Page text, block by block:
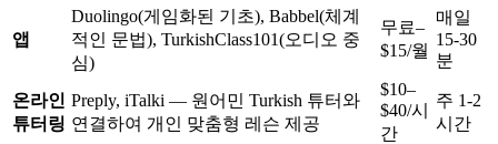
앱
Duolingo(게임화된 기초), Babbel(체계
적인 문법), TurkishClass101(오디오 중
심)
무료–
$15/월
매일
15-30
분
온라인
튜터링
Preply, iTalki — 원어민 Turkish 튜터와
연결하여 개인 맞춤형 레슨 제공
$10–
$40/시
간
주 1-2
시간